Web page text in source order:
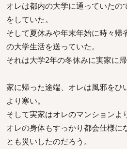
オレは都内の大学に通っていたの
をしていた。
そして夏休みや年末年始に時々帰
の大学生活を送っていた。
それは大学2年の冬休みに実家に帰
家に帰った途端、オレは風邪をひ
より寒い。
そして実家はオレのマンションよ
オレの身体もすっかり都会仕様に
とも災いしたのだろう。